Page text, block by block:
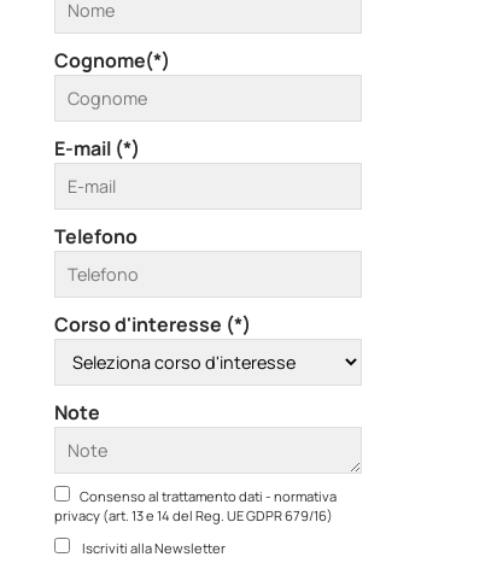
Cognome(*)
E-mail (*)
Telefono
Corso d'interesse (*)
Note
Consenso al trattamento dati - normativa
privacy (art. 13 e 14 del Reg. UE GDPR 679/16)
Iscriviti alla Newsletter